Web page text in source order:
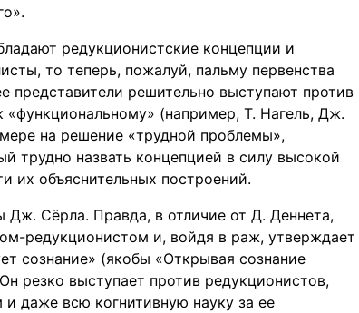
редукционистские концепции и
то теперь, пожалуй, пальму первенства
представители решительно выступают против
(например, Т. Нагель, Дж.
на решение «трудной проблемы»,
трудно назвать концепцией в силу высокой
их объяснительных построений.
Дж. Сёрла. Правда, в отличие от Д. Деннета,
редукционистом и, войдя в раж, утверждает
сознание» (якобы «Открывая сознание
резко выступает против редукционистов,
даже всю когнитивную науку за ее